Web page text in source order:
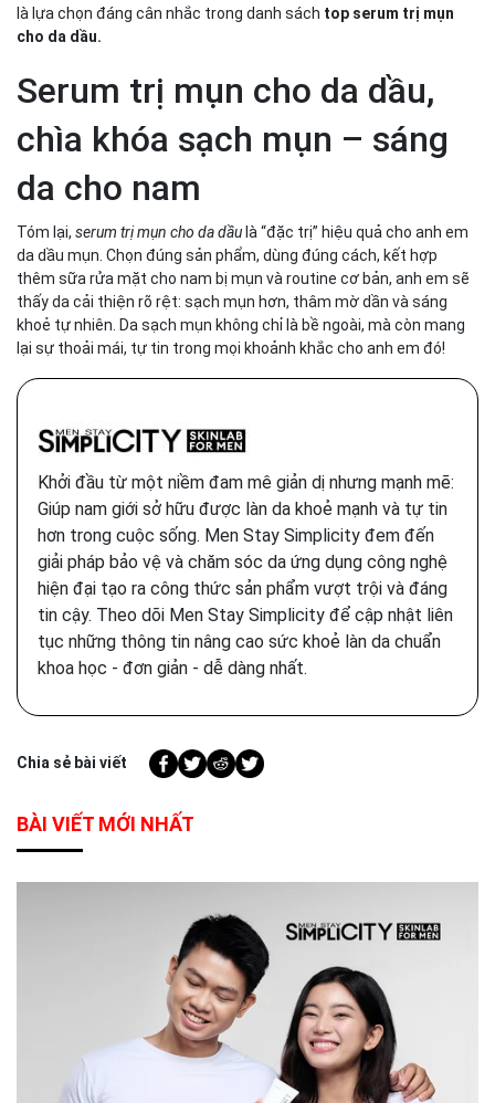
là lựa chọn đáng cân nhắc trong danh sách top serum trị mụn
cho da dầu.
Serum trị mụn cho da dầu,
chìa khóa sạch mụn – sáng
da cho nam
Tóm lại, serum trị mụn cho da dầu là “đặc trị” hiệu quả cho anh em
da dầu mụn. Chọn đúng sản phẩm, dùng đúng cách, kết hợp
thêm sữa rửa mặt cho nam bị mụn và routine cơ bản, anh em sẽ
thấy da cải thiện rõ rệt: sạch mụn hơn, thâm mờ dần và sáng
khoẻ tự nhiên. Da sạch mụn không chỉ là bề ngoài, mà còn mang
lại sự thoải mái, tự tin trong mọi khoảnh khắc cho anh em đó!
Khởi đầu từ một niềm đam mê giản dị nhưng mạnh mẽ:
Giúp nam giới sở hữu được làn da khoẻ mạnh và tự tin
hơn trong cuộc sống. Men Stay Simplicity đem đến
giải pháp bảo vệ và chăm sóc da ứng dụng công nghệ
hiện đại tạo ra công thức sản phẩm vượt trội và đáng
tin cậy. Theo dõi Men Stay Simplicity để cập nhật liên
tục những thông tin nâng cao sức khoẻ làn da chuẩn
khoa học - đơn giản - dễ dàng nhất.
Chia sẻ bài viết
BÀI VIẾT MỚI NHẤT